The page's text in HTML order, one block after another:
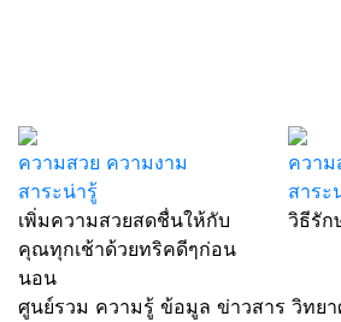
ความสวย ความงาม
สาระน่ารู้
เพิ่มความสวยสดชื่นให้กับ
คุณทุกเช้าด้วยทริคดีๆก่อน
นอน
ความ
สาระ
วิธีรัก
ศูนย์รวม ความรู้ ข้อมูล ข่าวสาร วิทยา